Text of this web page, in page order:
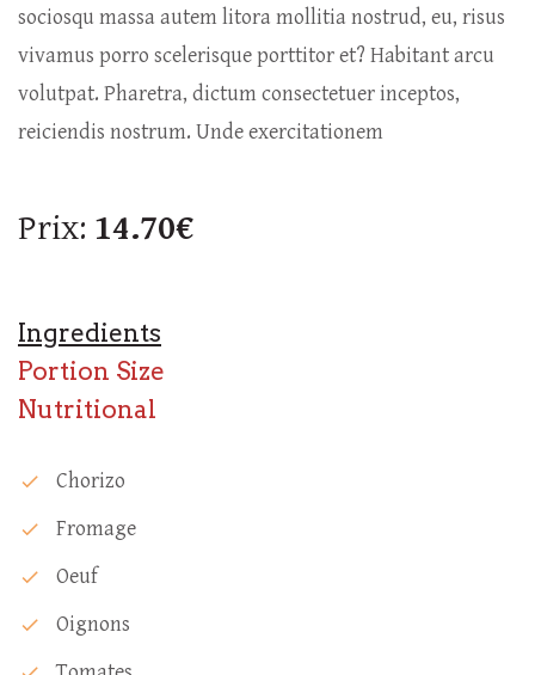
sociosqu massa autem litora mollitia nostrud, eu, risus
vivamus porro scelerisque porttitor et? Habitant arcu
volutpat. Pharetra, dictum consectetuer inceptos,
reiciendis nostrum. Unde exercitationem
Prix: 14.70€
Ingredients
Portion Size
Nutritional
check Chorizo
check Fromage
check Oeuf
check Oignons